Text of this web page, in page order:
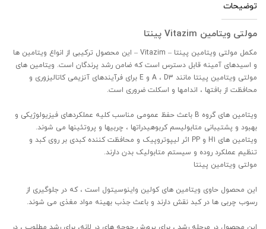
توضیحات
مولتی ویتامین Vitazim پینتا
مکمل مولتی ویتامین پینتا – Vitazim – این محصول ترکیبی از انواع ویتامین ها
و اسیدهای آمینه قابل دسترس است که ضامن رشد پرندگان است. ویتامین های
مولتی ویتامین پینتا مانند A ، D3 و E برای فرآیندهای آنزیمی کاتالیزوری و
محافظت از بافتها ، اندامها و اسکلت ضروری است.
ویتامین های گروه B باعث حفظ عمومی مناسب کلیه عملکردهای فیزیولوژیکی و
بهبود و پشتیبانی متابولیسم کربوهیدراتها ، چربیها و پروتئینها می شوند.
ویتامین های H1 و PP اثر لیپوتروپیک و محافظت کننده کبدی بر روی کبد و
تنظیم عملکرد روده و سیستم متابولیک بدن دارند.
مولتی ویتامین پینتا
این محصول حاوی ویتامین های کولین واینوسیتول است ، که در جلوگیری از
رسوب چربی ها در کبد نقش دارند و باعث جذب بهینه مواد مغذی می شوند.